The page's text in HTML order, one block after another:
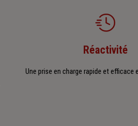
Réactivité
Une prise en charge rapide et efficace